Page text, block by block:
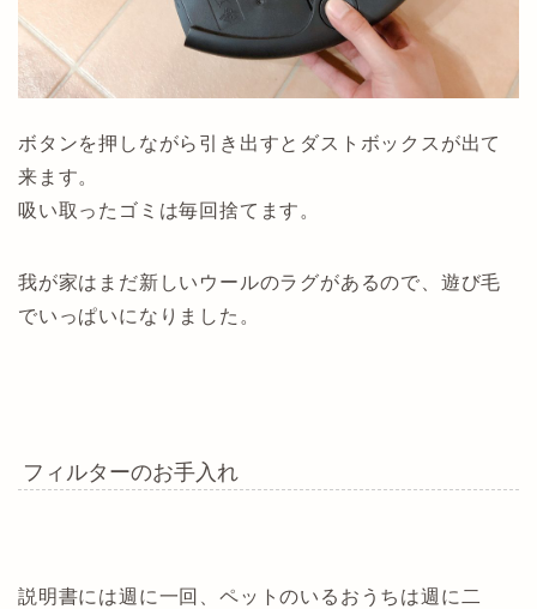
ボタンを押しながら引き出すとダストボックスが出て
来ます。
吸い取ったゴミは毎回捨てます。
我が家はまだ新しいウールのラグがあるので、遊び毛
でいっぱいになりました。
フィルターのお手入れ
説明書には週に一回、ペットのいるおうちは週に二